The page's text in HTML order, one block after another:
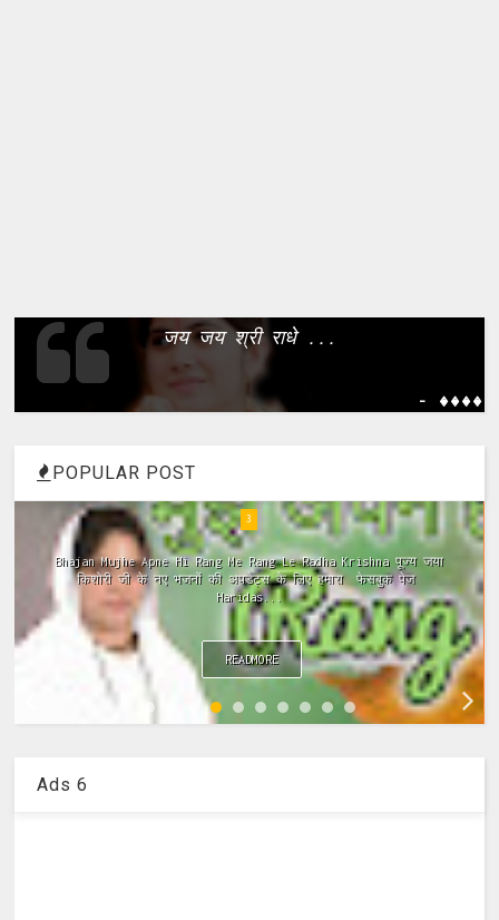
जय जय श्री राधे ...
- ����
POPULAR POST
4
Meri Vinti Yahi Hai Radha Rani Dj (Remix) MIx Download:
Click This Link ~Meri Vinti Yahi Hai Radha Rani Dj (Remix)
MIx Full ...
READMORE
Ads 6